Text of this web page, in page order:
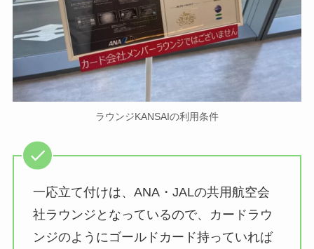
ラウンジKANSAIの利用条件
一応立て付けは、ANA・JALの共用航空会
社ラウンジとなっているので、カードラウ
ンジのようにゴールドカード持っていれば